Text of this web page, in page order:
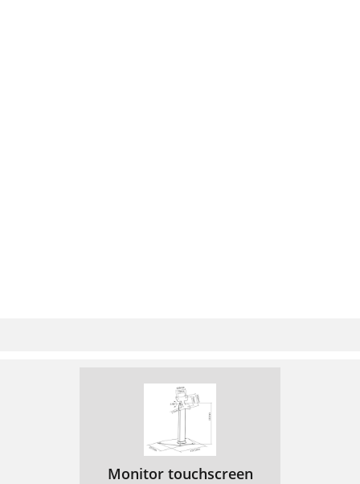
Monitor touchscreen